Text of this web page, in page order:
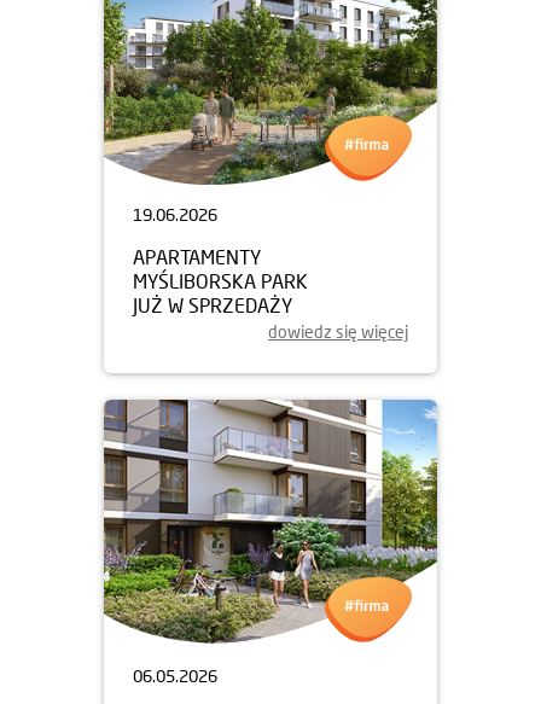
19.06.2026
APARTAMENTY
MYŚLIBORSKA PARK
JUŻ W SPRZEDAŻY
dowiedz się więcej
06.05.2026